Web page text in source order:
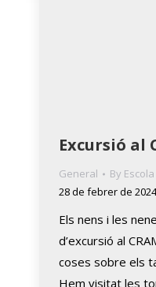
Excursió al
General By
28 de febrer de 2024
Els nens i les
d’excursió al
coses sobre els
Hem visitat les